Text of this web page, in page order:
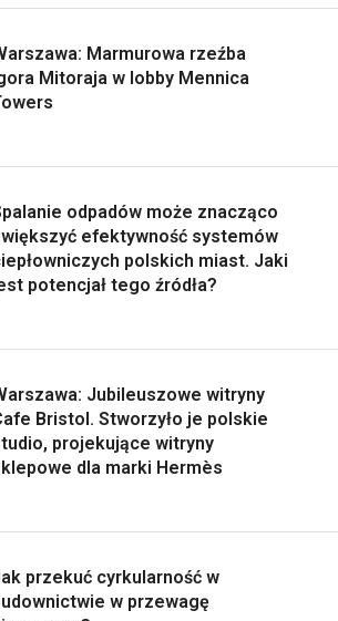
Marmurowa rzeźba
Mitoraja w lobby Mennica
odpadów może znacząco
efektywność systemów
polskich miast. Jaki
potencjał tego źródła?
Jubileuszowe witryny
Bristol. Stworzyło je polskie
projekujące witryny
dla marki Hermès
przekuć cyrkularność w
w przewagę